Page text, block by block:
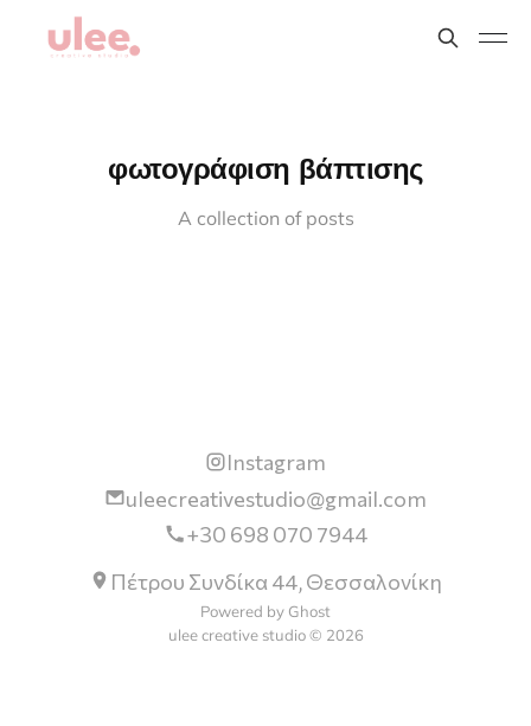
φωτογράφιση βάπτισης
A collection of posts
Instagram
uleecreativestudio@gmail.com
+30 698 070 7944
Πέτρου Συνδίκα 44, Θεσσαλονίκη
Powered by Ghost
ulee creative studio © 2026